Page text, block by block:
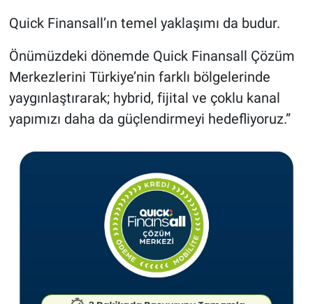
Quick Finansall’ın temel yaklaşımı da budur.
Önümüzdeki dönemde Quick Finansall Çözüm
Merkezlerini Türkiye’nin farklı bölgelerinde
yaygınlaştırarak; hybrid, fijital ve çoklu kanal
yapımızı daha da güçlendirmeyi hedefliyoruz.”